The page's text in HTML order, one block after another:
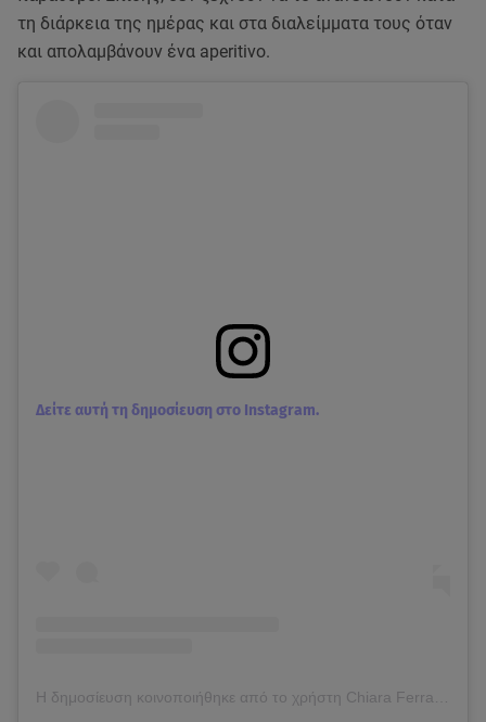
τη διάρκεια της ημέρας και στα διαλείμματα τους όταν
και απολαμβάνουν ένα aperitivo.
Δείτε αυτή τη δημοσίευση στο Instagram.